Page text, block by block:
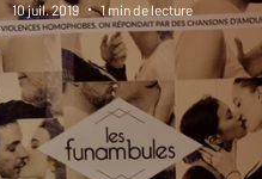
Rire
Validé par
10 juil. 2019
1 min de lecture